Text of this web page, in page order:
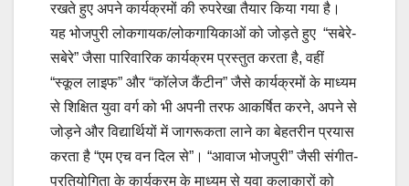
रखते हुए अपने कार्यक्रमों की रुपरेखा तैयार किया गया है।
यह भोजपुरी लोकगायक/लोकगायिकाओं को जोड़ते हुए “सबेरे-
सबेरे” जैसा पारिवारिक कार्यक्रम प्रस्तुत करता है, वहीं
“स्कूल लाइफ” और “कॉलेज कैंटीन” जैसे कार्यक्रमों के माध्यम
से शिक्षित युवा वर्ग को भी अपनी तरफ आकर्षित करने, अपने से
जोड़ने और विद्यार्थियों में जागरूकता लाने का बेहतरीन प्रयास
करता है “एम एच वन दिल से”। “आवाज भोजपुरी” जैसी संगीत-
प्रतियोगिता के कार्यक्रम के माध्यम से युवा कलाकारों को